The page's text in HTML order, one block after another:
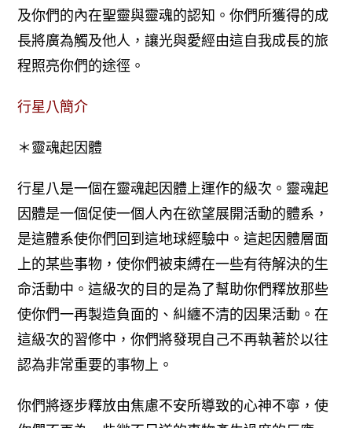
及你們的內在聖靈與靈魂的認知。你們所獲得的成
長將廣為觸及他人，讓光與愛經由這自我成長的旅
程照亮你們的途徑。
行星八簡介
＊靈魂起因體
行星八是一個在靈魂起因體上運作的級次。靈魂起
因體是一個促使一個人內在欲望展開活動的體系，
是這體系使你們回到這地球經驗中。這起因體層面
上的某些事物，使你們被束縛在一些有待解決的生
命活動中。這級次的目的是為了幫助你們釋放那些
使你們一再製造負面的、糾纏不清的因果活動。在
這級次的習修中，你們將發現自己不再執著於以往
認為非常重要的事物上。
你們將逐步釋放由焦慮不安所導致的心神不寧，使